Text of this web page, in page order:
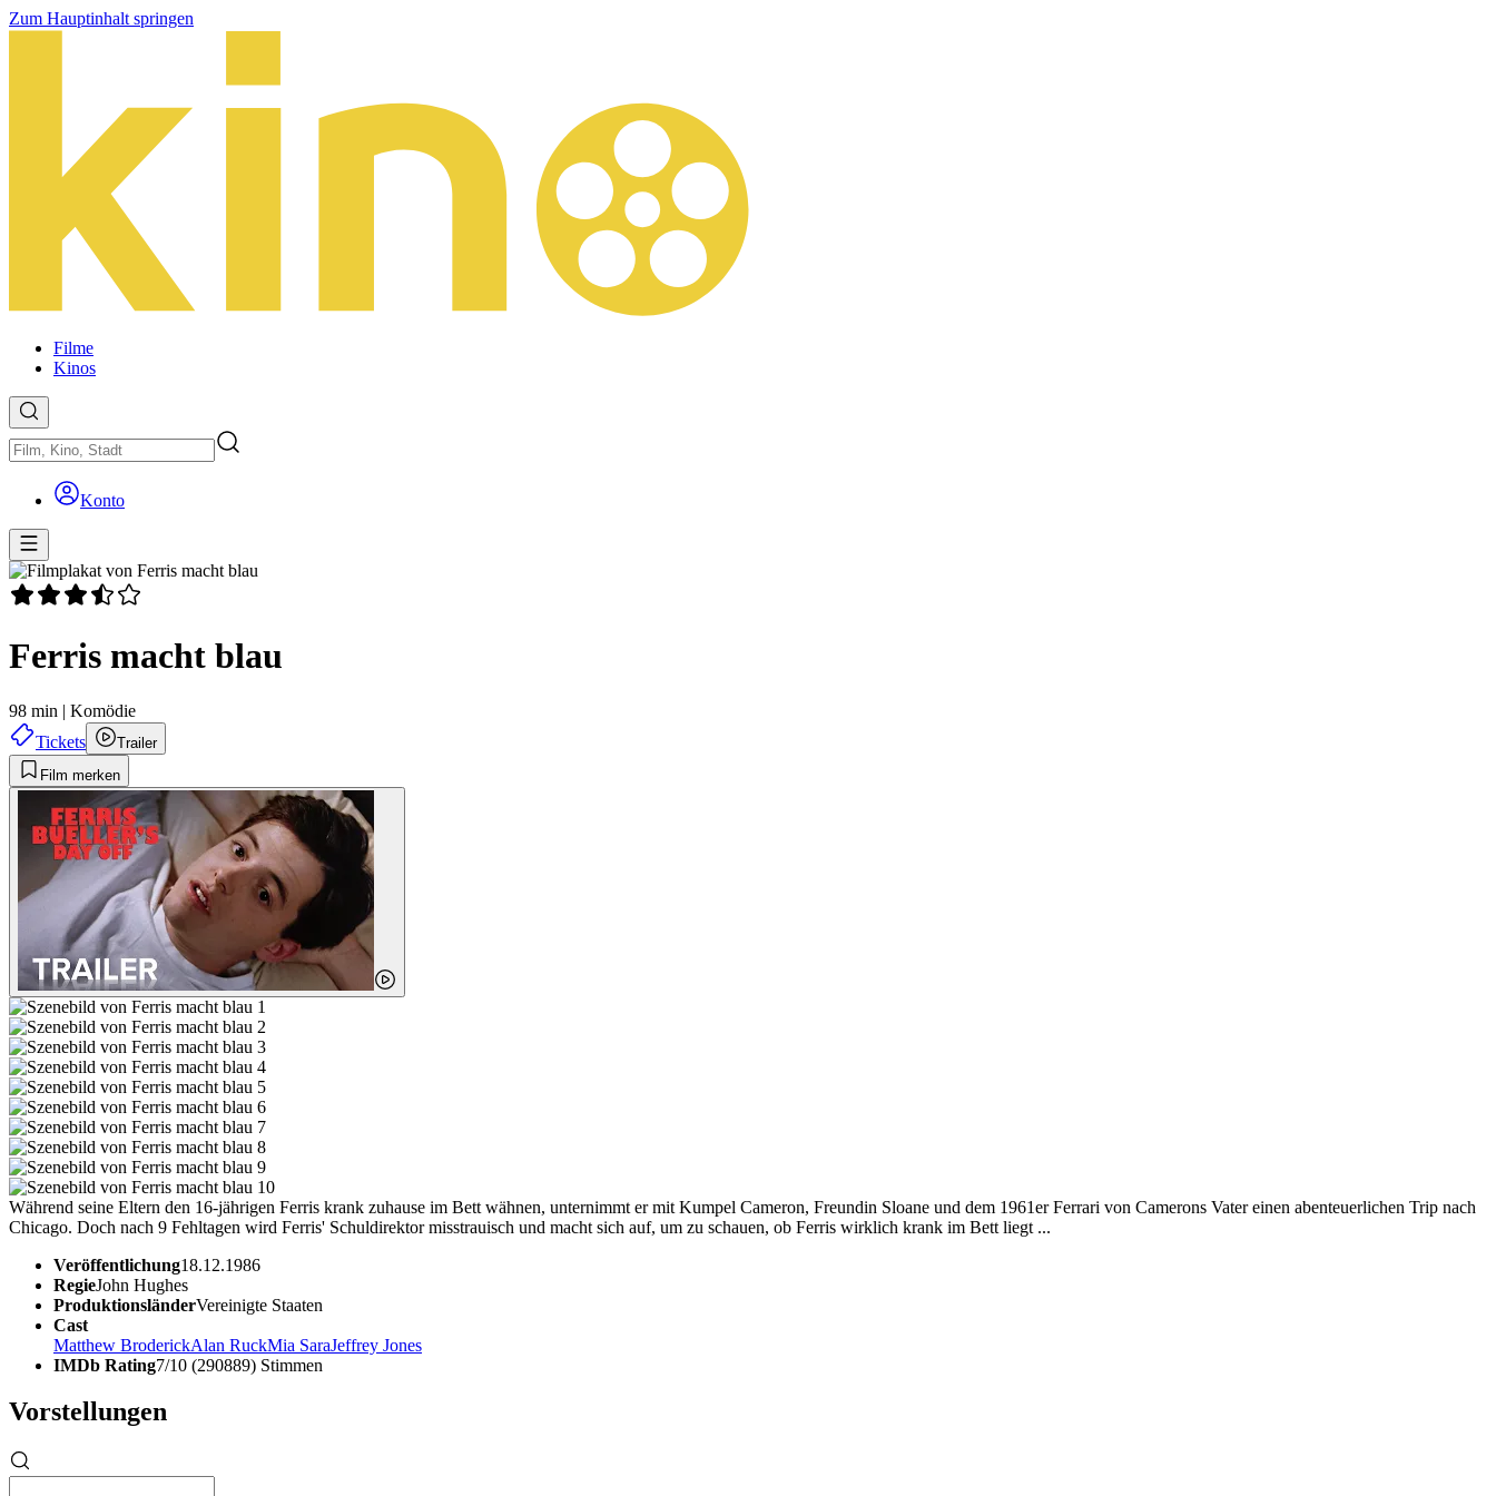
Zum Hauptinhalt springen
Filme
Kinos
Konto
Ferris macht blau
98 min | Komödie
Tickets
Trailer
Film merken
Während seine Eltern den 16-jährigen Ferris krank zuhause im Bett wähnen, unternimmt er mit Kumpel Cameron, Freundin Sloane und dem 1961er Ferrari von Camerons Vater einen abenteuerlichen Trip nach
Chicago. Doch nach 9 Fehltagen wird Ferris' Schuldirektor misstrauisch und macht sich auf, um zu schauen, ob Ferris wirklich krank im Bett liegt ...
Veröffentlichung18.12.1986
RegieJohn Hughes
ProduktionsländerVereinigte Staaten
Cast
Matthew BroderickAlan RuckMia SaraJeffrey Jones
IMDb Rating7/10 (290889) Stimmen
Vorstellungen